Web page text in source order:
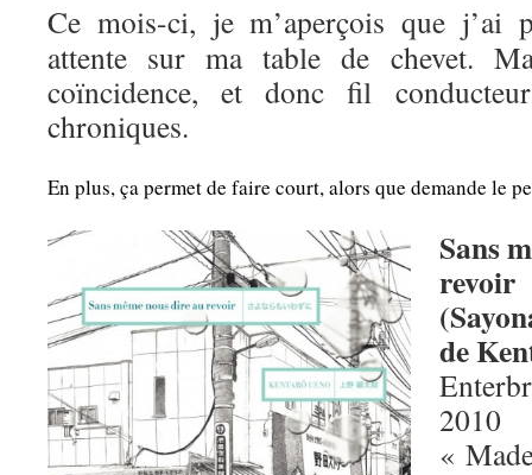
Ce mois-ci, je m’aperçois que j’ai
attente sur ma table de chevet.
coïncidence, et donc fil
chroniques.
En plus, ça permet de faire court, alors que demande le
Sans
revoir
de
2010
«